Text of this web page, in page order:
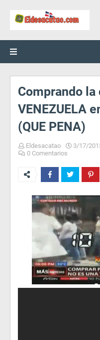
Comprando la
VENEZUELA
(QUE PENA)
Eldesacatao 3/17/
0 Comentarios